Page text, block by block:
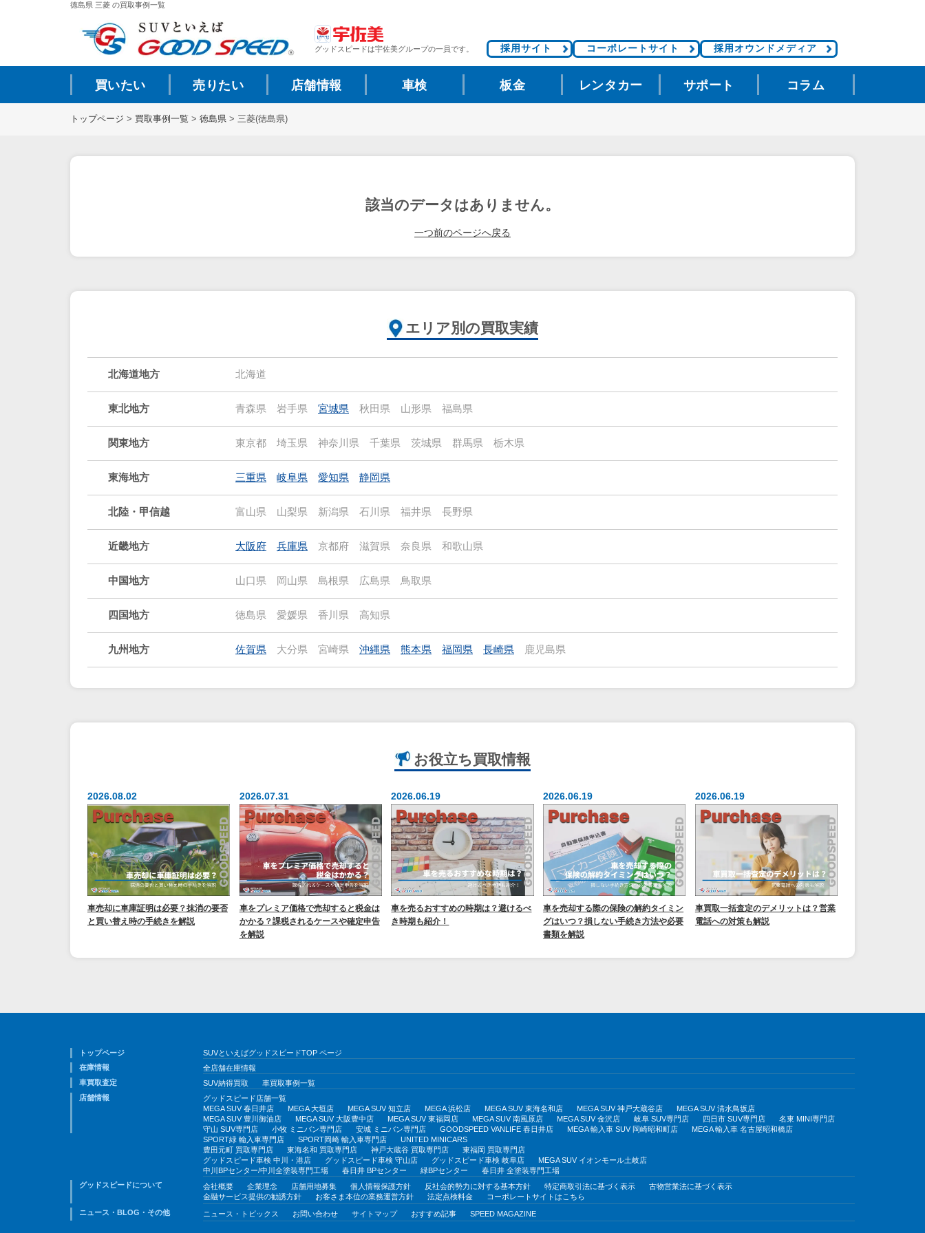
徳島県 三菱 の買取事例一覧
グッドスピードは宇佐美グループの一員です。 採用サイト コーポレートサイト 採用オウンドメディア
買いたい 売りたい 店舗情報 車検 板金 レンタカー サポート コラム
トップページ > 買取事例一覧 > 徳島県 > 三菱(徳島県)
該当のデータはありません。
一つ前のページへ戻る
エリア別の買取実績
北海道地方 北海道
東北地方 青森県 岩手県 宮城県 秋田県 山形県 福島県
関東地方 東京都 埼玉県 神奈川県 千葉県 茨城県 群馬県 栃木県
東海地方 三重県 岐阜県 愛知県 静岡県
北陸・甲信越 富山県 山梨県 新潟県 石川県 福井県 長野県
近畿地方 大阪府 兵庫県 京都府 滋賀県 奈良県 和歌山県
中国地方 山口県 岡山県 島根県 広島県 鳥取県
四国地方 徳島県 愛媛県 香川県 高知県
九州地方 佐賀県 大分県 宮崎県 沖縄県 熊本県 福岡県 長崎県 鹿児島県
お役立ち 買取情報
2026.08.02
車売却に車庫証明は必要？抹消の要否
と買い替え時の手続きを解説
2026.07.31
車をプレミア価格で売却すると税金は
かかる？課税されるケースや確定申告
を解説
2026.06.19
車を売るおすすめの時期は？避けるべ
き時期も紹介！
2026.06.19
車を売却する際の保険の解約タイミン
グはいつ？損しない手続き方法や必要
書類を解説
2026.06.19
車買取一括査定のデメリットは？営業
電話への対策も解説
トップページ
SUVといえばグッドスピードTOP ページ
在庫情報
全店舗在庫情報
車買取査定
SUV納得買取
車買取事例一覧
店舗情報
グッドスピード店舗一覧
MEGA SUV 春日井店
MEGA 大垣店 MEGA SUV 知立店 MEGA 浜松店 MEGA SUV 東海名和店 MEGA SUV 神戸大蔵谷店
MEGA SUV 清水鳥坂店
MEGA SUV 豊川御油店
MEGA SUV 大阪豊中店 MEGA SUV 東福岡店 MEGA SUV 南風原店 MEGA SUV 金沢店 岐阜 SUV専門店 四日市 SUV専門店
名東 MINI専門店
守山 SUV専門店
小牧 ミニバン専門店 安城 ミニバン専門店 GOODSPEED VANLIFE 春日井店 MEGA 輸入車 SUV 岡崎昭和町店
MEGA 輸入車 名古屋昭和橋店
SPORT緑 輸入車専門店
SPORT岡崎 輸入車専門店
UNITED MINICARS
豊田元町 買取専門店
東海名和 買取専門店 神戸大蔵谷 買取専門店
東福岡 買取専門店
グッドスピード車検 中川・港店
グッドスピード車検 守山店 グッドスピード車検 岐阜店
MEGA SUV イオンモール土岐店
中川BPセンター/中川全塗装専門工場
春日井 BPセンター 緑BPセンター
春日井 全塗装専門工場
グッドスピードについて
会社概要 企業理念 店舗用地募集 個人情報保護方針 反社会的勢力に対する基本方針 特定商取引法に基づく表示
古物営業法に基づく表示
金融サービス提供の勧誘方針
お客さま本位の業務運営方針 法定点検料金
コーポレートサイトはこちら
ニュース・BLOG・その他
ニュース・トピックス お問い合わせ サイトマップ おすすめ記事 SPEED MAGAZINE